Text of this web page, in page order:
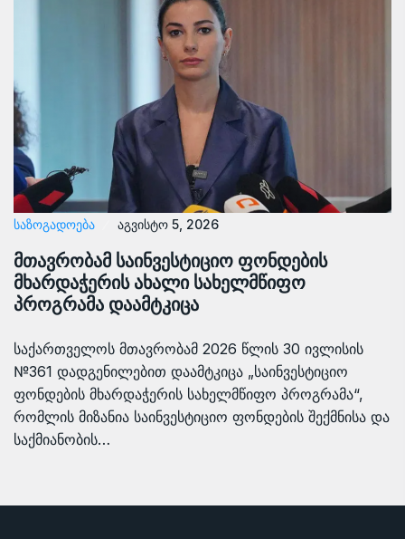
ᲡᲐᲖᲝᲒᲐᲓᲝᲔᲑᲐ აგვისტო 5, 2026
მთავრობამ საინვესტიციო ფონდების
მხარდაჭერის ახალი სახელმწიფო
პროგრამა დაამტკიცა
საქართველოს მთავრობამ 2026 წლის 30 ივლისის
№361 დადგენილებით დაამტკიცა „საინვესტიციო
ფონდების მხარდაჭერის სახელმწიფო პროგრამა“,
რომლის მიზანია საინვესტიციო ფონდების შექმნისა და
საქმიანობის…